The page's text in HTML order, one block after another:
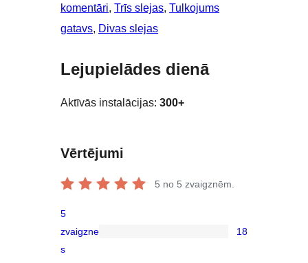
komentāri, Trīs slejas, Tulkojums
gatavs, Divas slejas
Lejupielādes dienā
Aktīvās instalācijas: 300+
Vērtējumi
5 no 5 zvaigznēm.
5
zvaigzne
s
18